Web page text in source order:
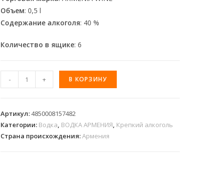
Объем: 0,5 l
Содержание алкоголя: 40 %
Количество в ящике: 6
- + В КОРЗИНУ
Артикул:4850008157482
Категории: Водка, ВОДКА АРМЕНИЯ, Крепкий алкоголь
Страна происхождения:Армения